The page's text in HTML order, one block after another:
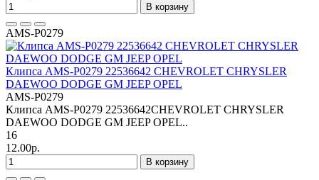
В корзину
AMS-P0279
Клипса AMS-P0279 22536642 CHEVROLET CHRYSLER
DAEWOO DODGE GM JEEP OPEL
AMS-P0279
Клипса AMS-P0279 22536642CHEVROLET CHRYSLER
DAEWOO DODGE GM JEEP OPEL..
16
12.00р.
В корзину